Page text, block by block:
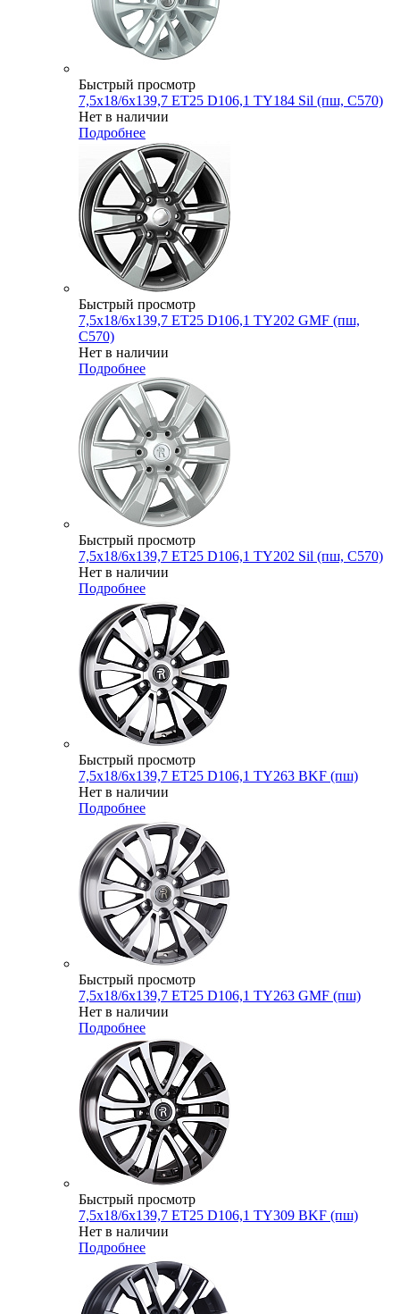
Быстрый просмотр
7,5x18/6x139,7 ET25 D106,1 TY184 Sil (пш, C570)
Нет в наличии
Подробнее
Быстрый просмотр
7,5x18/6x139,7 ET25 D106,1 TY202 GMF (пш,
C570)
Нет в наличии
Подробнее
Быстрый просмотр
7,5x18/6x139,7 ET25 D106,1 TY202 Sil (пш, C570)
Нет в наличии
Подробнее
Быстрый просмотр
7,5x18/6x139,7 ET25 D106,1 TY263 BKF (пш)
Нет в наличии
Подробнее
Быстрый просмотр
7,5x18/6x139,7 ET25 D106,1 TY263 GMF (пш)
Нет в наличии
Подробнее
Быстрый просмотр
7,5x18/6x139,7 ET25 D106,1 TY309 BKF (пш)
Нет в наличии
Подробнее